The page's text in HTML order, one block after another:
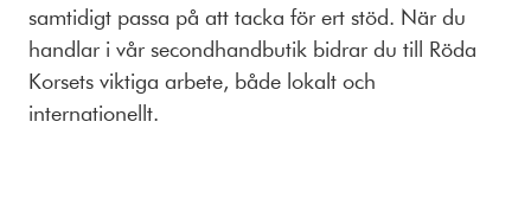
samtidigt passa på att tacka för ert stöd. När du
handlar i vår secondhandbutik bidrar du till Röda
Korsets viktiga arbete, både lokalt och
internationellt.